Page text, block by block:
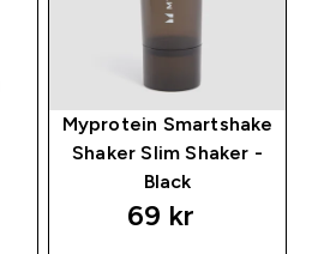
Myprotein Smartshake
Shaker Slim Shaker -
Black
69 kr‎